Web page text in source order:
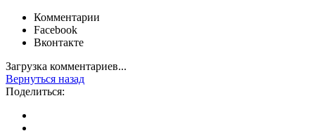
Комментарии
Facebook
Вконтакте
Загрузка комментариев...
Вернуться назад
Поделиться: